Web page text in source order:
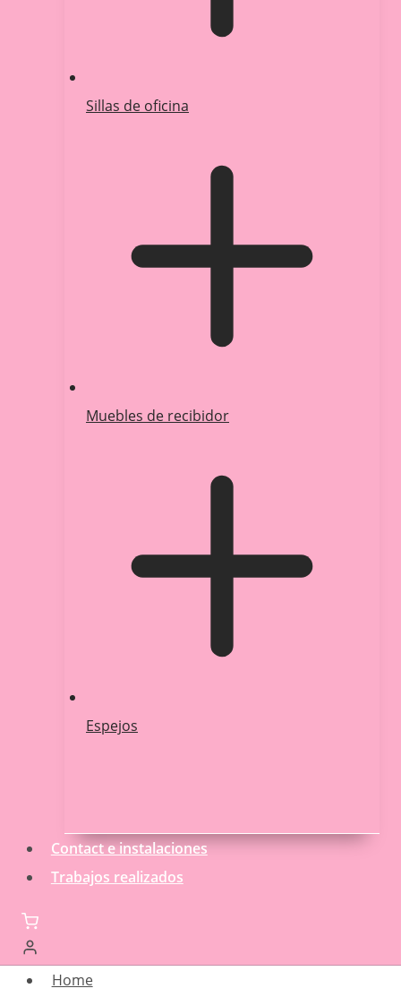
Sillas de oficina
Muebles de recibidor
Espejos
Contact e instalaciones
Trabajos realizados
Home